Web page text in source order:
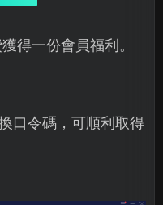
得一份會員福利。
口令碼，可順利取得